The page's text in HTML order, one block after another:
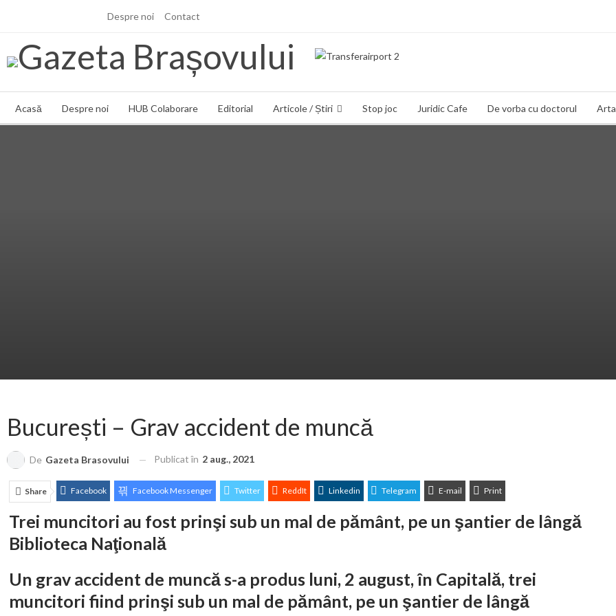
Despre noi Contact
Acasă Despre noi HUB Colaborare Editorial Articole / Știri Stop joc Juridic Cafe De vorba cu doctorul
București – Grav accident de muncă
De Gazeta Brasovului Publicat în 2 aug., 2021
Share Facebook Facebook Messenger Twitter ReddIt Linkedin Telegram E-mail Print
Trei muncitori au fost prinşi sub un mal de pământ, pe un şantier de lângă
Biblioteca Naţională
Un grav accident de muncă s-a produs luni, 2 august, în Capitală, trei
muncitori fiind prinşi sub un mal de pământ, pe un şantier de lângă